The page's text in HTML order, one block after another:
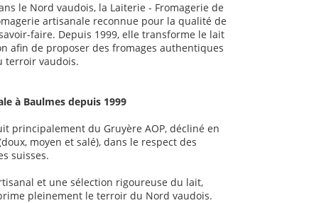
le Nord vaudois, la Laiterie - Fromagerie de
artisanale reconnue pour la qualité de
faire. Depuis 1999, elle transforme le lait
afin de proposer des fromages authentiques
terroir vaudois.
à Baulmes depuis 1999
principalement du Gruyère AOP, décliné en
moyen et salé), dans le respect des
suisses.
et une sélection rigoureuse du lait,
pleinement le terroir du Nord vaudois.